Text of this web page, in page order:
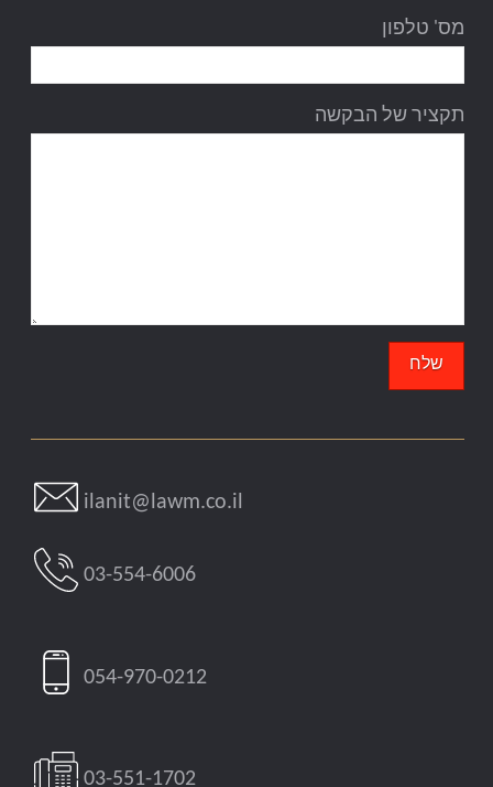
מס' טלפון
תקציר של הבקשה
ilanit@lawm.co.il
03-554-6006
054-970-0212
03-551-1702